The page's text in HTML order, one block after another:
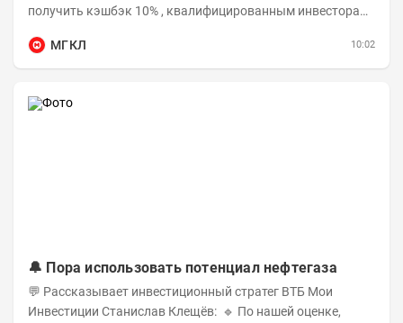
получить кэшбэк 10% , квалифицированным инвесторам
МГКЛ
10:02
🔔 Пора использовать потенциал нефтегаза
💬 Рассказывает инвестиционный стратег ВТБ Мои
Инвестиции Станислав Клещёв: 🔹 По нашей оценке,